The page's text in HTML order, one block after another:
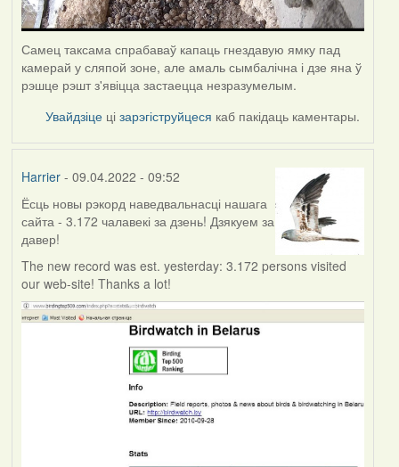
Самец таксама спрабаваў капаць гнездавую ямку пад
камерай у сляпой зоне, але амаль сымбалічна і дзе яна ў
рэшце рэшт з'явіцца застаецца незразумелым.
Увайдзіце цізарэгіструйцеся каб пакідаць каментары.
Harrier- 09.04.2022 - 09:52
Ёсць новы рэкорд наведвальнасці нашага
сайта - 3.172 чалавекі за дзень! Дзякуем за
давер!
The new record was est. yesterday: 3.172 persons visited
our web-site! Thanks a lot!